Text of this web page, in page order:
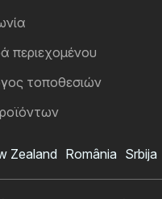
περιεχομένου
τοποθεσιών
Zealand România Srbija